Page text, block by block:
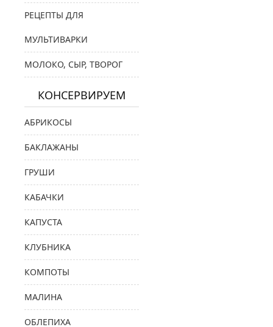
РЕЦЕПТЫ ДЛЯ
МУЛЬТИВАРКИ
МОЛОКО, СЫР, ТВОРОГ
КОНСЕРВИРУЕМ
АБРИКОСЫ
БАКЛАЖАНЫ
ГРУШИ
КАБАЧКИ
КАПУСТА
КЛУБНИКА
КОМПОТЫ
МАЛИНА
ОБЛЕПИХА